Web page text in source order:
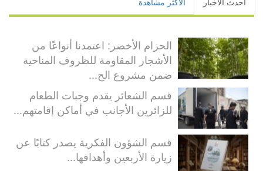
الحزام الأخضر: اعتمدنا أنواعًا من
الأشجار المقاومة للظروف المناخية
ضمن مشروع الح...
قسم الشعائر يقدم وجبات الطعام
للزائرين الأجانب في أماكن إقامتهم...
قسم الشؤون الفكرية يصدر كتابًا عن
زيارة الأربعين وأهدافها...